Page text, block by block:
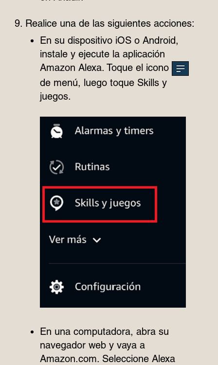
Realice una de las siguientes acciones:
En su dispositivo iOS o Android,
instale y ejecute la aplicación
Amazon Alexa. Toque el icono
de menú, luego toque Skills y
juegos.
En una computadora, abra su
navegador web y vaya a
Amazon.com. Seleccione Alexa